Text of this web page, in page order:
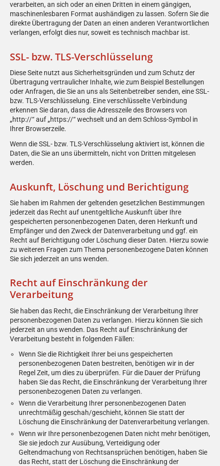
verarbeiten, an sich oder an einen Dritten in einem gängigen,
maschinenlesbaren Format aushändigen zu lassen. Sofern Sie die
direkte Übertragung der Daten an einen anderen Verantwortlichen
verlangen, erfolgt dies nur, soweit es technisch machbar ist.
SSL- bzw. TLS-Verschlüsselung
Diese Seite nutzt aus Sicherheitsgründen und zum Schutz der
Übertragung vertraulicher Inhalte, wie zum Beispiel Bestellungen
oder Anfragen, die Sie an uns als Seitenbetreiber senden, eine SSL-
bzw. TLS-Verschlüsselung. Eine verschlüsselte Verbindung
erkennen Sie daran, dass die Adresszeile des Browsers von
„http://“ auf „https://“ wechselt und an dem Schloss-Symbol in
Ihrer Browserzeile.
Wenn die SSL- bzw. TLS-Verschlüsselung aktiviert ist, können die
Daten, die Sie an uns übermitteln, nicht von Dritten mitgelesen
werden.
Auskunft, Löschung und Berichtigung
Sie haben im Rahmen der geltenden gesetzlichen Bestimmungen
jederzeit das Recht auf unentgeltliche Auskunft über Ihre
gespeicherten personenbezogenen Daten, deren Herkunft und
Empfänger und den Zweck der Datenverarbeitung und ggf. ein
Recht auf Berichtigung oder Löschung dieser Daten. Hierzu sowie
zu weiteren Fragen zum Thema personenbezogene Daten können
Sie sich jederzeit an uns wenden.
Recht auf Einschränkung der
Verarbeitung
Sie haben das Recht, die Einschränkung der Verarbeitung Ihrer
personenbezogenen Daten zu verlangen. Hierzu können Sie sich
jederzeit an uns wenden. Das Recht auf Einschränkung der
Verarbeitung besteht in folgenden Fällen:
Wenn Sie die Richtigkeit Ihrer bei uns gespeicherten
personenbezogenen Daten bestreiten, benötigen wir in der
Regel Zeit, um dies zu überprüfen. Für die Dauer der Prüfung
haben Sie das Recht, die Einschränkung der Verarbeitung Ihrer
personenbezogenen Daten zu verlangen.
Wenn die Verarbeitung Ihrer personenbezogenen Daten
unrechtmäßig geschah/geschieht, können Sie statt der
Löschung die Einschränkung der Datenverarbeitung verlangen.
Wenn wir Ihre personenbezogenen Daten nicht mehr benötigen,
Sie sie jedoch zur Ausübung, Verteidigung oder
Geltendmachung von Rechtsansprüchen benötigen, haben Sie
das Recht, statt der Löschung die Einschränkung der